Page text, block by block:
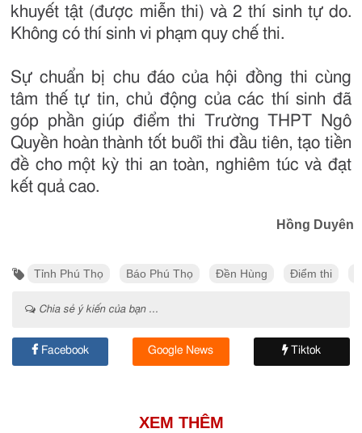
khuyết tật (được miễn thi) và 2 thí sinh tự do.
Không có thí sinh vi phạm quy chế thi.
Sự chuẩn bị chu đáo của hội đồng thi cùng
tâm thế tự tin, chủ động của các thí sinh đã
góp phần giúp điểm thi Trường THPT Ngô
Quyền hoàn thành tốt buổi thi đầu tiên, tạo tiền
đề cho một kỳ thi an toàn, nghiêm túc và đạt
kết quả cao.
Hồng Duyên
Tỉnh Phú Thọ Báo Phú Thọ Đền Hùng Điểm thi
Chia sẻ ý kiến của bạn ...
Facebook Google News Tiktok
XEM THÊM